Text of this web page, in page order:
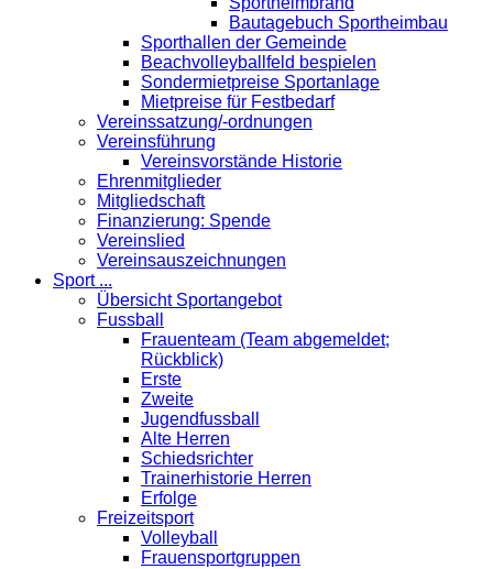
Bautagebuch Sportheimbau
Sporthallen der Gemeinde
Beachvolleyballfeld bespielen
Sondermietpreise Sportanlage
Mietpreise für Festbedarf
Vereinssatzung/-ordnungen
Vereinsführung
Vereinsvorstände Historie
Ehrenmitglieder
Mitgliedschaft
Finanzierung: Spende
Vereinslied
Vereinsauszeichnungen
Sport ...
Übersicht Sportangebot
Fussball
Frauenteam (Team abgemeldet;
Rückblick)
Erste
Zweite
Jugendfussball
Alte Herren
Schiedsrichter
Trainerhistorie Herren
Erfolge
Freizeitsport
Volleyball
Frauensportgruppen